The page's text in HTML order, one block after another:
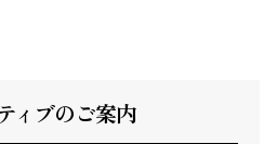
ィ ブのご案内